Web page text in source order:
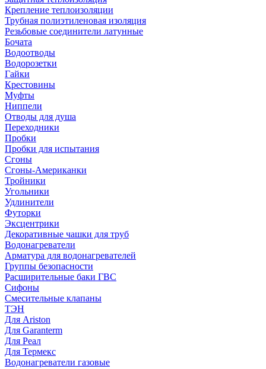
Крепление теплоизоляции
Трубная полиэтиленовая изоляция
Резьбовые соединители латунные
Бочата
Водоотводы
Водорозетки
Гайки
Крестовины
Муфты
Ниппели
Отводы для душа
Переходники
Пробки
Пробки для испытания
Сгоны
Сгоны-Американки
Тройники
Угольники
Удлинители
Футорки
Эксцентрики
Декоративные чашки для труб
Водонагреватели
Арматура для водонагревателей
Группы безопасности
Расширительные баки ГВС
Сифоны
Смесительные клапаны
ТЭН
Для Ariston
Для Garanterm
Для Реал
Для Термекс
Водонагреватели газовые